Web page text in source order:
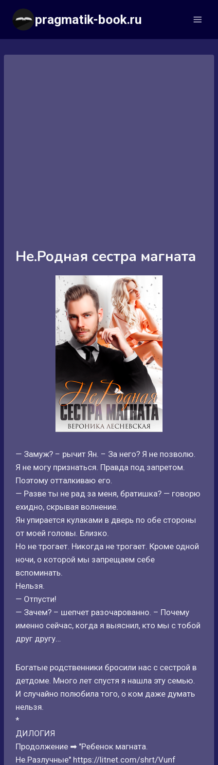
Перейти
содержимому
pragmatik-book.ru
Не.Родная сестра магната
— Замуж? – рычит Ян. – За него? Я не позволю.
Я не могу признаться. Правда под запретом.
Поэтому отталкиваю его.
— Разве ты не рад за меня, братишка? — говорю
ехидно, скрывая волнение.
Ян упирается кулаками в дверь по обе стороны
от моей головы. Близко.
Но не трогает. Никогда не трогает. Кроме одной
ночи, о которой мы запрещаем себе
вспоминать.
Нельзя.
— Отпусти!
— Зачем? – шепчет разочарованно. – Почему
именно сейчас, когда я выяснил, кто мы с тобой
друг другу…
Богатые родственники бросили нас с сестрой в
детдоме. Много лет спустя я нашла эту семью.
И случайно полюбила того, о ком даже думать
нельзя.
*
ДИЛОГИЯ
Продолжение ➡ "Ребенок магната.
Не.Разлучные" https://litnet.com/shrt/Vunf